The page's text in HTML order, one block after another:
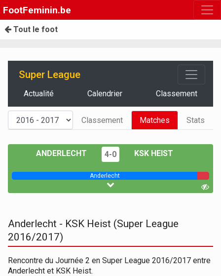
FootFeminin.be
Tout le foot
Super League
Actualité Calendrier Classement
Classement Matches Stats
ANDERLECHT 4-0 KSK HEIST
Anderlecht
Anderlecht - KSK Heist (Super League
2016/2017)
Rencontre du Journée 2 en Super League 2016/2017 entre
Anderlecht et KSK Heist.